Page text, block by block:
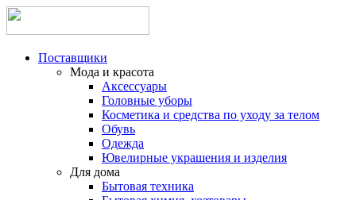
Поставщики
Мода и красота
Аксессуары
Головные уборы
Косметика и средства по уходу за телом
Обувь
Одежда
Ювелирные украшения и изделия
Для дома
Бытовая техника